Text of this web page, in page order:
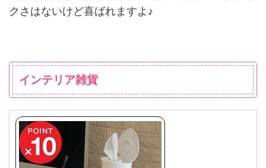
クさはないけど喜ばれますよ♪
インテリア雑貨